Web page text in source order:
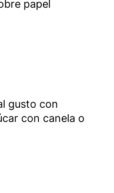
papel
gusto con
con canela o